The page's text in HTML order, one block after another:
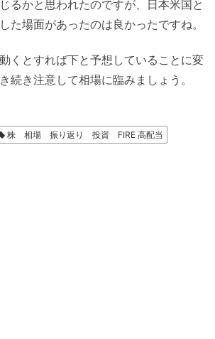
るかと思われたのですが、日本米国と
た場面があったのは良かったですね。
くとすれば下と予想していることに変
続き注意して相場に臨みましょう。
株 相場 振り返り 投資 FIRE 高配当